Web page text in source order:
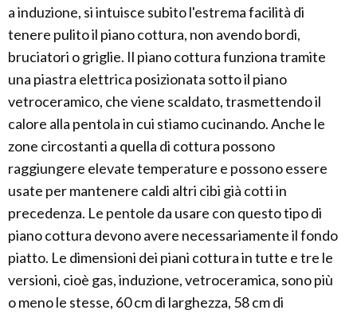
a induzione, si intuisce subito l'estrema facilità di
tenere pulito il piano cottura, non avendo bordi,
bruciatori o griglie. Il piano cottura funziona tramite
una piastra elettrica posizionata sotto il piano
vetroceramico, che viene scaldato, trasmettendo il
calore alla pentola in cui stiamo cucinando. Anche le
zone circostanti a quella di cottura possono
raggiungere elevate temperature e possono essere
usate per mantenere caldi altri cibi già cotti in
precedenza. Le pentole da usare con questo tipo di
piano cottura devono avere necessariamente il fondo
piatto. Le dimensioni dei piani cottura in tutte e tre le
versioni, cioè gas, induzione, vetroceramica, sono più
o meno le stesse, 60 cm di larghezza, 58 cm di